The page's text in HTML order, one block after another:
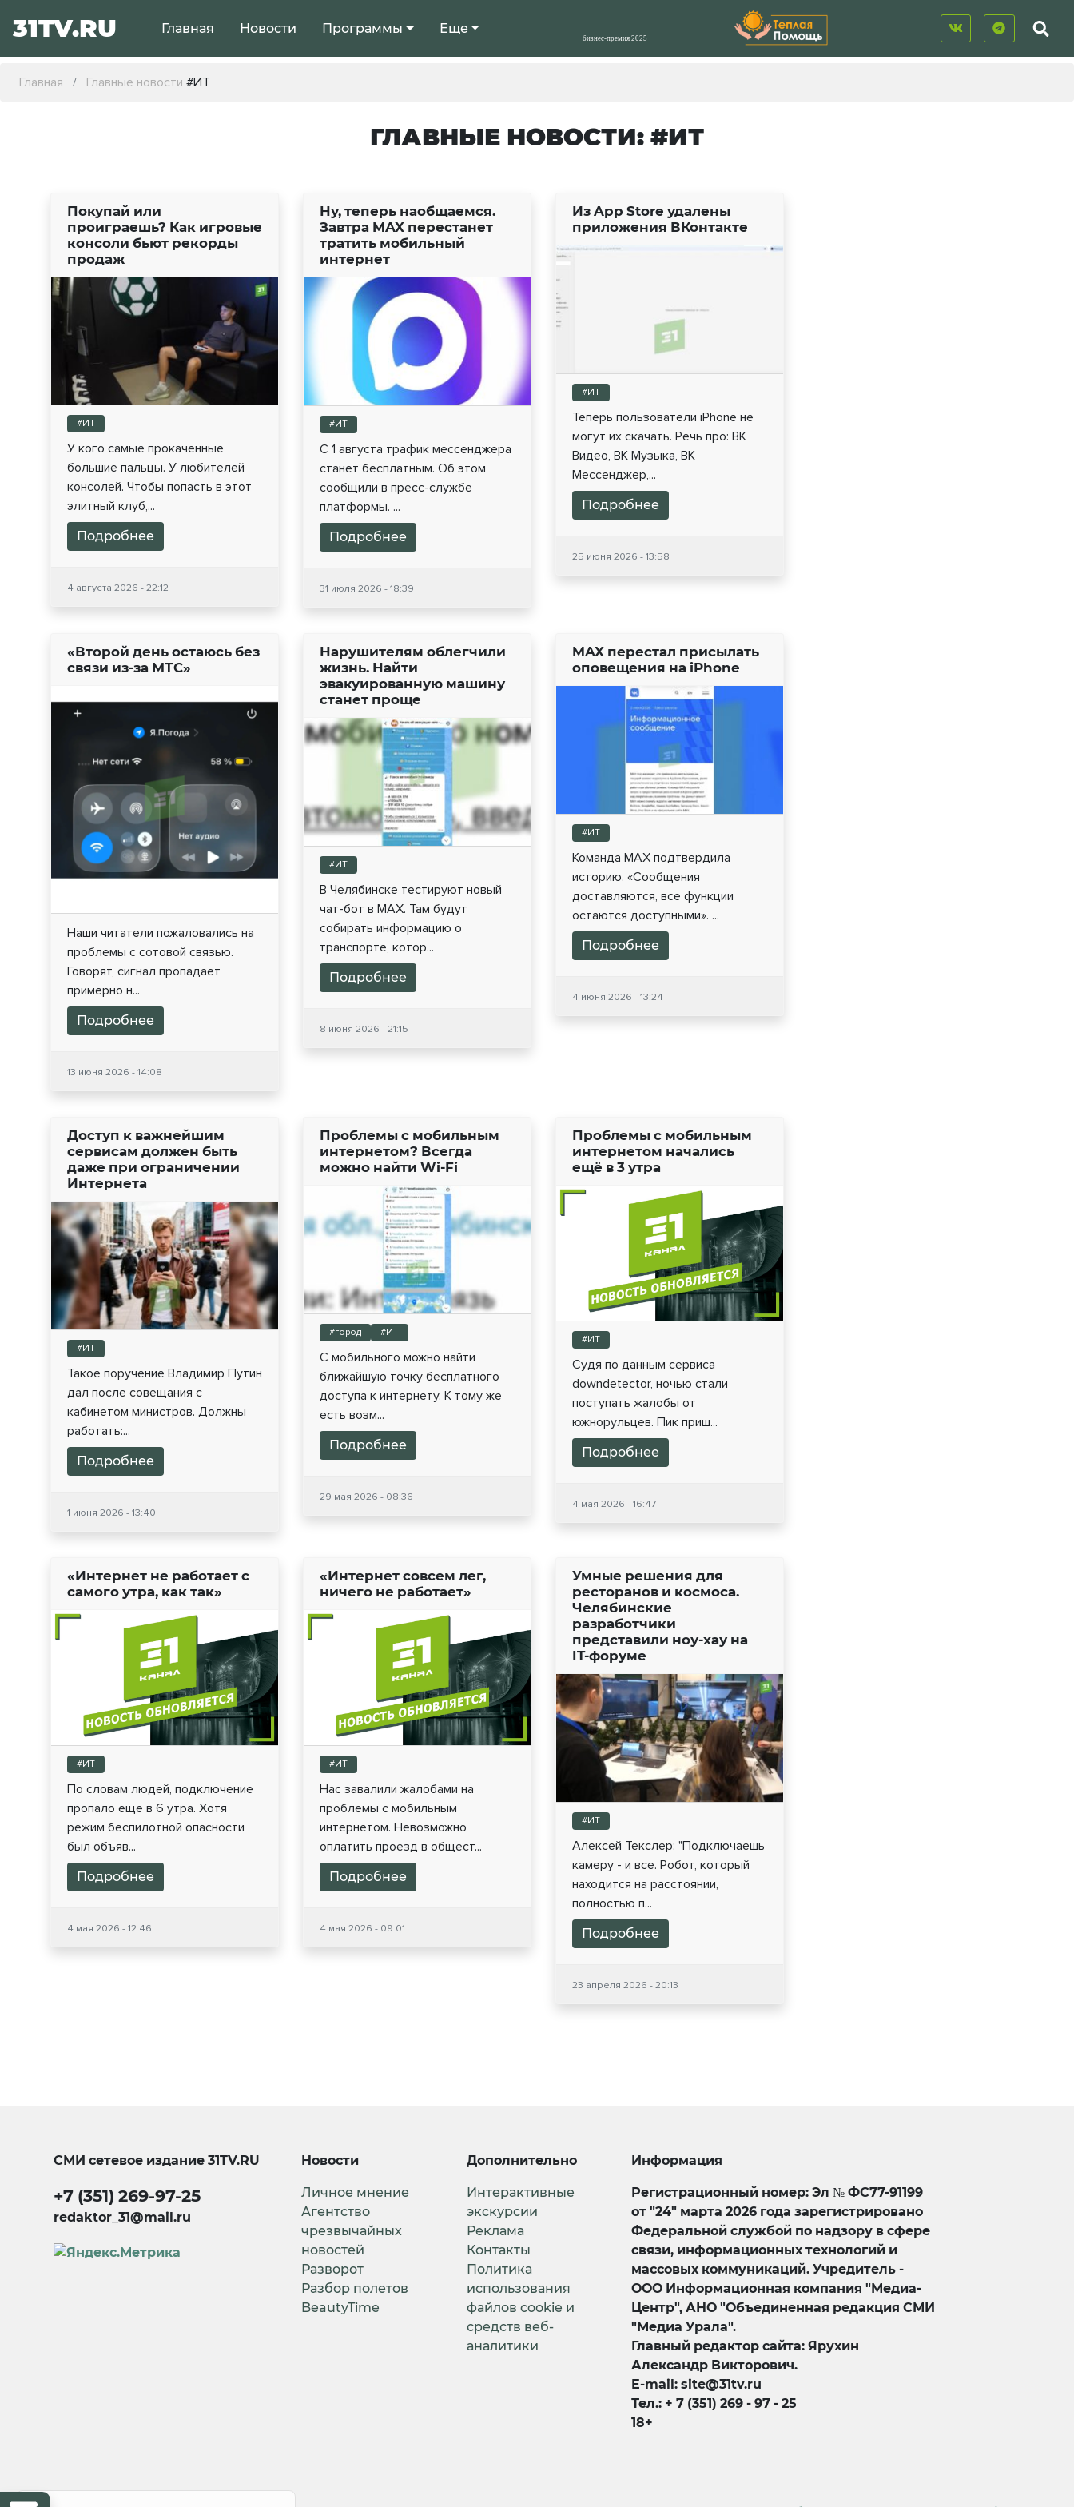
31TV.RU Главная Новости Программы Еще
Главная Главные новости #ИТ
ГЛАВНЫЕ НОВОСТИ: #ИТ
Покупай или
проиграешь? Как игровые
консоли бьют рекорды
продаж
#ИТ
У кого самые прокаченные
большие пальцы. У любителей
консолей. Чтобы попасть в этот
элитный клуб,...
Подробнее
4 августа 2026 - 22:12
Ну, теперь наобщаемся.
Завтра MAX перестанет
тратить мобильный
интернет
#ИТ
С 1 августа трафик мессенджера
станет бесплатным. Об этом
сообщили в пресс-службе
платформы. ...
Подробнее
31 июля 2026 - 18:39
Из App Store удалены
приложения ВКонтакте
#ИТ
Теперь пользователи iPhone не
могут их скачать. Речь про: ВК
Видео, ВК Музыка, ВК
Мессенджер,...
Подробнее
25 июня 2026 - 13:58
«Второй день остаюсь без
связи из-за МТС»
Наши читатели пожаловались на
проблемы с сотовой связью.
Говорят, сигнал пропадает
примерно н...
Подробнее
13 июня 2026 - 14:08
Нарушителям облегчили
жизнь. Найти
эвакуированную машину
станет проще
#ИТ
В Челябинске тестируют новый
чат-бот в МАХ. Там будут
собирать информацию о
транспорте, котор...
Подробнее
8 июня 2026 - 21:15
MAX перестал присылать
оповещения на iPhone
#ИТ
Команда MAX подтвердила
историю. «Сообщения
доставляются, все функции
остаются доступными». ...
Подробнее
4 июня 2026 - 13:24
Доступ к важнейшим
сервисам должен быть
даже при ограничении
Интернета
#ИТ
Такое поручение Владимир Путин
дал после совещания с
кабинетом министров. Должны
работать:...
Подробнее
1 июня 2026 - 13:40
Проблемы с мобильным
интернетом? Всегда
можно найти Wi-Fi
#город #ИТ
С мобильного можно найти
ближайшую точку бесплатного
доступа к интернету. К тому же
есть возм...
Подробнее
29 мая 2026 - 08:36
Проблемы с мобильным
интернетом начались
ещё в 3 утра
#ИТ
Судя по данным сервиса
downdetector, ночью стали
поступать жалобы от
южнорульцев. Пик приш...
Подробнее
4 мая 2026 - 16:47
«Интернет не работает с
самого утра, как так»
#ИТ
По словам людей, подключение
пропало еще в 6 утра. Хотя
режим беспилотной опасности
был объяв...
Подробнее
4 мая 2026 - 12:46
«Интернет совсем лег,
ничего не работает»
#ИТ
Нас завалили жалобами на
проблемы с мобильным
интернетом. Невозможно
оплатить проезд в общест...
Подробнее
4 мая 2026 - 09:01
Умные решения для
ресторанов и космоса.
Челябинские
разработчики
представили ноу-хау на
IT-форуме
#ИТ
Алексей Текслер: "Подключаешь
камеру - и все. Робот, который
находится на расстоянии,
полностью п...
Подробнее
23 апреля 2026 - 20:13
СМИ сетевое издание31TV.RU
+7 (351) 269-97-25
redaktor_31@mail.ru
Новости
Личное мнение
Агентство
чрезвычайных
новостей
Разворот
Разбор полетов
BeautyTime
Дополнительно
Интерактивные
экскурсии
Реклама
Контакты
Политика
использования
файлов cookie и
средств веб-
аналитики
Информация
Регистрационный номер: Эл № ФС77-91199
от "24" марта 2026 года зарегистрировано
Федеральной службой по надзору в сфере
связи, информационных технологий и
массовых коммуникаций. Учредитель -
ООО Информационная компания "Медиа-
Центр", АНО "Объединенная редакция СМИ
"Медиа Урала".
Главный редактор сайта: Ярухин
Александр Викторович.
E-mail: site@31tv.ru
Тел.: + 7 (351) 269 - 97 - 25
18+